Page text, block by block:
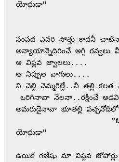
యోధుడా"
సంపద ఎవరి సోత్తు కాదనీ
అన్యాయాన్నెదిరించే అగ్గి
ఆ విప్లవ జ్వాలలు....
ఆ నిప్పుల వాగులు....
ని చెల్లి చెమ్మగిల్లే..నీ తల్లి
ఒరిగినావా నేలనా..రక్షించే
అమరుడైనావా భూతల్లి
యోధుడా"
ఉయికే గణేషు మా విప్లవ